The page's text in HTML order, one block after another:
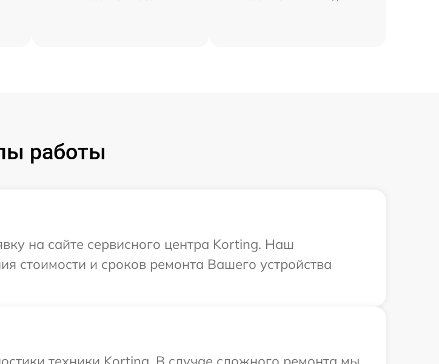
работы
на сайте сервисного центра Korting. Наш
стоимости и сроков ремонта Вашего устройства